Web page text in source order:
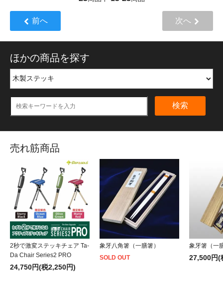
前へ 次へ
ほかの商品を探す
検索
売れ筋商品
2秒で激変ステッキチェア Ta-
Da Chair Series2 PRO
24,750円(税2,250円)
象牙八角箸（一膳箸）
SOLD OUT
象牙箸（一
27,500円(